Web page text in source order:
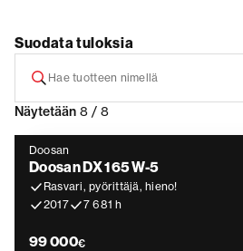
Suodata tuloksia
Näytetään 8 / 8
Doosan
Doosan DX 165 W-5
Rasvari, pyörittäjä, hieno!
2017
7 681 h
99 000€